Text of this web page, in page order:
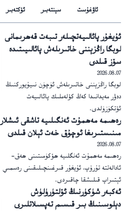
ئاۋغۇست سېنتەبىر ئۆكتەبىر
ئۇيغۇر پائالىيەتچىلەر تىبەت قەھرىمانى
لوبگا راڭزېننى خاتىرىلەش پائالىيىتىدە
سۆز قىلدى
2026.08.07
لوبگا راڭزېننى خاتىرىلەش ئۈچۈن نىيۇيوركنىڭ
دەۋر مەيدانىدا كەڭ كۆلەملىك پائالىيەت
ئۆتكۈزۈلدى.
رەھىمە مەھمۇت ئەنگىلىيە تاشقى ئىشلار
مىنىستىرىغا ئوچۇق خەت ئېلان قىلدى
2026.08.07
رەھىمە مەھمۇت ئەنگلىيە ھۆكۈمىتىنى ھەق-
ئادالەتتە تۇرۇپ، ئۇيغۇر قىرغىنچىلىقىنى رەسمىي
ئېتىراپ قىلىشقا چاقىردى.
ئەكبەر شۈكۈرنىڭ ئۆلتۈرۈلۈش
دېلوسىنىڭ بىر قىسىم تەپسىلاتلىرى